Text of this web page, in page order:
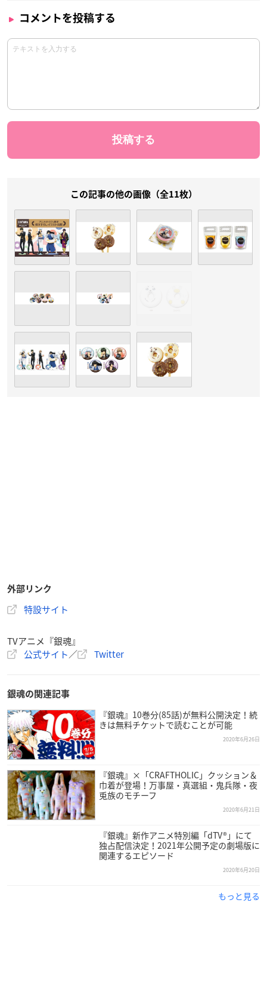
コメントを投稿する
この記事の他の画像（全11枚）
外部リンク
特設サイト
TVアニメ『銀魂』
公式サイト／ Twitter
銀魂の関連記事
『銀魂』10巻分(85話)が無料公開決定！続
きは無料チケットで読むことが可能
2020年6月26日
『銀魂』×「CRAFTHOLIC」クッション＆
巾着が登場！万事屋・真選組・鬼兵隊・夜
兎族のモチーフ
2020年6月21日
『銀魂』新作アニメ特別編「dTV®」にて
独占配信決定！2021年公開予定の劇場版に
関連するエピソード
2020年6月20日
もっと見る